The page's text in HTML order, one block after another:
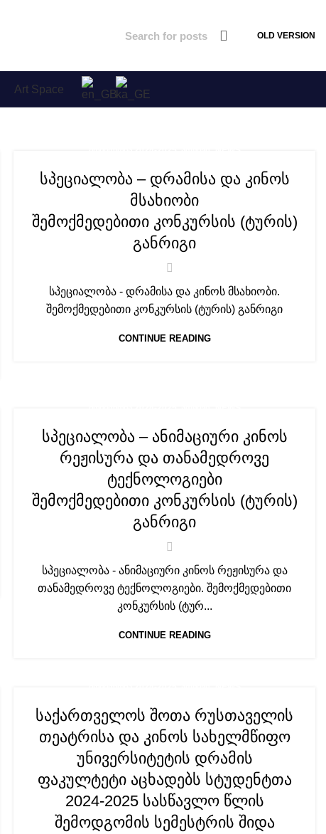
OLD VERSION
Art Space
სპეციალობა – დრამისა და კინოს
მსახიობი
შემოქმედებითი კონკურსის (ტურის)
განრიგი
სპეციალობა - დრამისა და კინოს მსახიობი.
შემოქმედებითი კონკურსის (ტურის) განრიგი
CONTINUE READING
სპეციალობა – ანიმაციური კინოს
რეჟისურა და თანამედროვე
ტექნოლოგიები
შემოქმედებითი კონკურსის (ტურის)
განრიგი
სპეციალობა - ანიმაციური კინოს რეჟისურა და
თანამედროვე ტექნოლოგიები. შემოქმედებითი
კონკურსის (ტურ...
CONTINUE READING
საქართველოს შოთა რუსთაველის
თეატრისა და კინოს სახელმწიფო
უნივერსიტეტის დრამის
ფაკულტეტი აცხადებს სტუდენტთა
2024-2025 სასწავლო წლის
შემოდგომის სემესტრის შიდა